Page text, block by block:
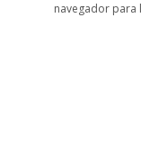
navegador para